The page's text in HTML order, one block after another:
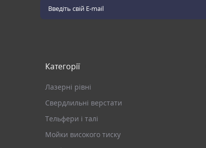
Категорії
Лазерні рівні
Свердлильні верстати
Тельфери і талі
Мойки високого тиску